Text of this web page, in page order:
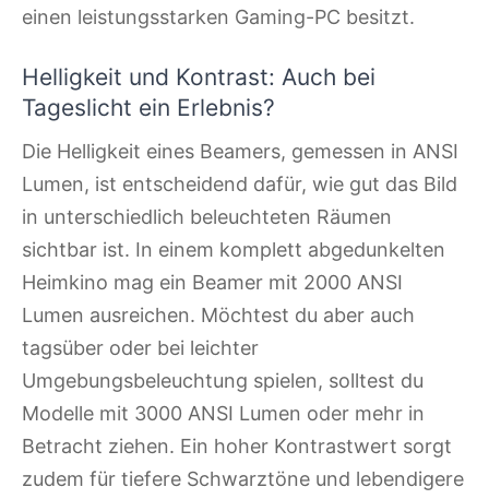
einen leistungsstarken Gaming-PC besitzt.
Helligkeit und Kontrast: Auch bei
Tageslicht ein Erlebnis?
Die Helligkeit eines Beamers, gemessen in ANSI
Lumen, ist entscheidend dafür, wie gut das Bild
in unterschiedlich beleuchteten Räumen
sichtbar ist. In einem komplett abgedunkelten
Heimkino mag ein Beamer mit 2000 ANSI
Lumen ausreichen. Möchtest du aber auch
tagsüber oder bei leichter
Umgebungsbeleuchtung spielen, solltest du
Modelle mit 3000 ANSI Lumen oder mehr in
Betracht ziehen. Ein hoher Kontrastwert sorgt
zudem für tiefere Schwarztöne und lebendigere